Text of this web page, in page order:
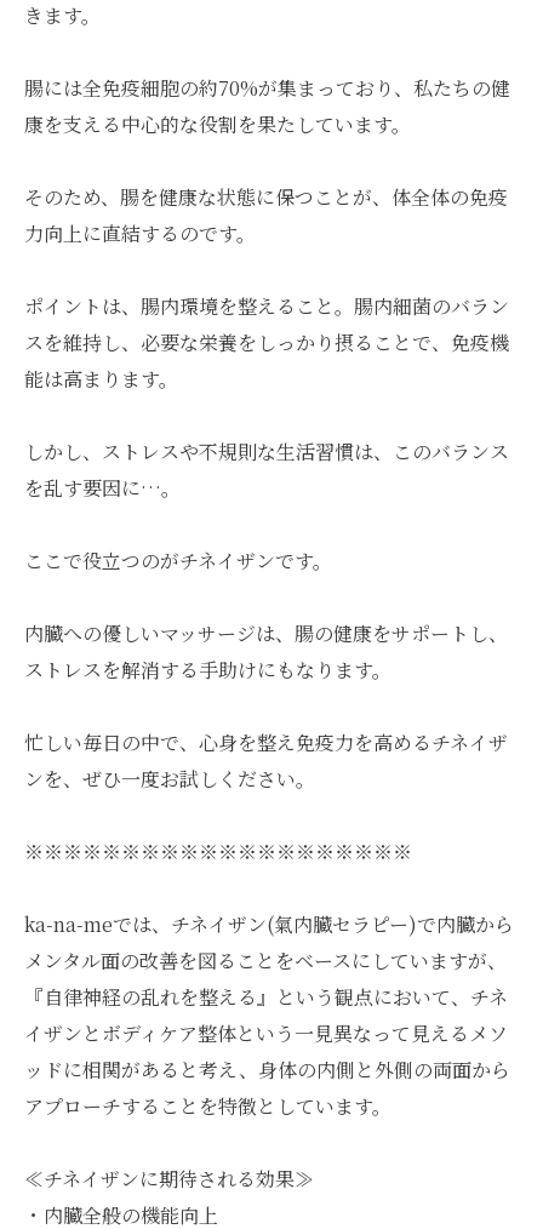
きます。
腸には全免疫細胞の約70%が集まっており、私たちの健
康を支える中心的な役割を果たしています。
そのため、腸を健康な状態に保つことが、体全体の免疫
力向上に直結するのです。
ポイントは、腸内環境を整えること。腸内細菌のバラン
スを維持し、必要な栄養をしっかり摂ることで、免疫機
能は高まります。
しかし、ストレスや不規則な生活習慣は、このバランス
を乱す要因に…。
ここで役立つのがチネイザンです。
内臓への優しいマッサージは、腸の健康をサポートし、
ストレスを解消する手助けにもなります。
忙しい毎日の中で、心身を整え免疫力を高めるチネイザ
ンを、ぜひ一度お試しください。
※※※※※※※※※※※※※※※※※※※※
ka-na-meでは、チネイザン(氣内臓セラピー)で内臓から
メンタル面の改善を図ることをベースにしていますが、
『自律神経の乱れを整える』という観点において、チネ
イザンとボディケア整体という一見異なって見えるメソ
ッドに相関があると考え、身体の内側と外側の両面から
アプローチすることを特徴としています。
≪チネイザンに期待される効果≫
・内臓全般の機能向上